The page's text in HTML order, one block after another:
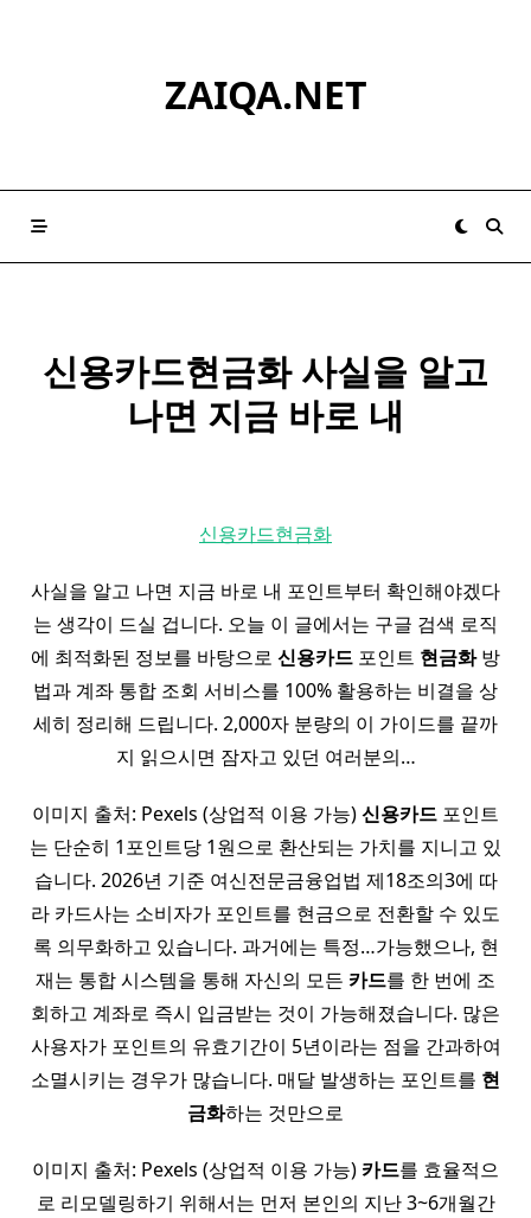
ZAIQA.NET
신용카드현금화 사실을 알고
나면 지금 바로 내
신용카드현금화
사실을 알고 나면 지금 바로 내 포인트부터 확인해야겠다
는 생각이 드실 겁니다. 오늘 이 글에서는 구글 검색 로직
에 최적화된 정보를 바탕으로 신용카드 포인트 현금화방
법과 계좌 통합 조회 서비스를 100% 활용하는 비결을 상
세히 정리해 드립니다. 2,000자 분량의 이 가이드를 끝까
지 읽으시면 잠자고 있던 여러분의…
이미지 출처: Pexels (상업적 이용 가능)신용카드 포인트
는 단순히 1포인트당 1원으로 환산되는 가치를 지니고 있
습니다. 2026년 기준 여신전문금융업법 제18조의3에 따
라 카드사는 소비자가 포인트를 현금으로 전환할 수 있도
록 의무화하고 있습니다. 과거에는 특정…가능했으나, 현
재는 통합 시스템을 통해 자신의 모든 카드를 한 번에 조
회하고 계좌로 즉시 입금받는 것이 가능해졌습니다. 많은
사용자가 포인트의 유효기간이 5년이라는 점을 간과하여
소멸시키는 경우가 많습니다. 매달 발생하는 포인트를 현
금화하는 것만으로
이미지 출처: Pexels (상업적 이용 가능) 카드를 효율적으
로 리모델링하기 위해서는 먼저 본인의 지난 3~6개월간